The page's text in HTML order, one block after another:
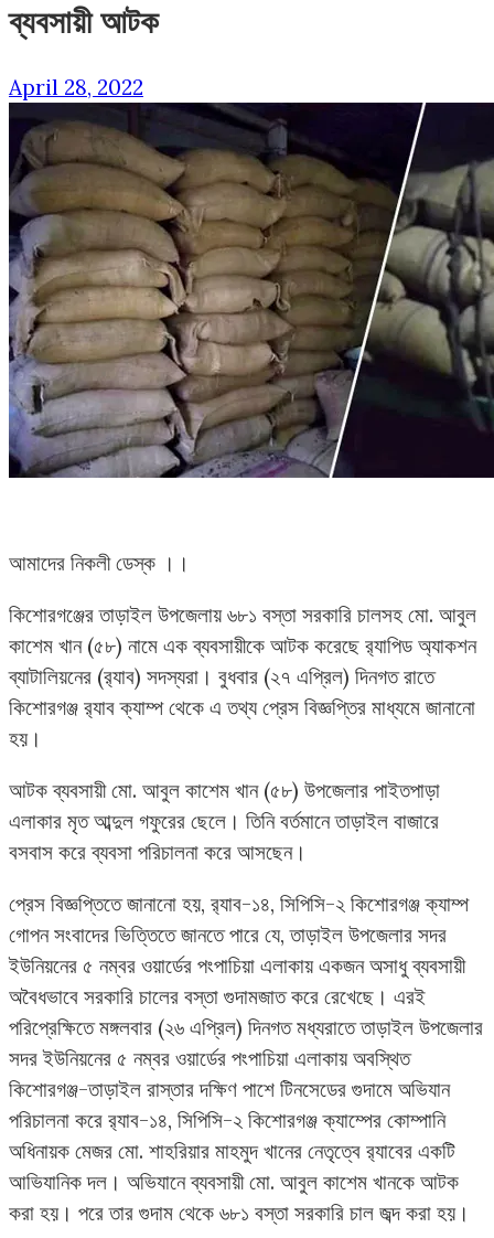
ব্যবসায়ী আটক
April 28, 2022
আমাদের নিকলী ডেস্ক ।।
কিশোরগঞ্জের তাড়াইল উপজেলায় ৬৮১ বস্তা সরকারি চালসহ মো. আবুল
কাশেম খান (৫৮) নামে এক ব্যবসায়ীকে আটক করেছে র‌্যাপিড অ্যাকশন
ব্যাটালিয়নের (র‌্যাব) সদস্যরা। বুধবার (২৭ এপ্রিল) দিনগত রাতে
কিশোরগঞ্জ র‌্যাব ক্যাম্প থেকে এ তথ্য প্রেস বিজ্ঞপ্তির মাধ্যমে জানানো
হয়।
আটক ব্যবসায়ী মো. আবুল কাশেম খান (৫৮) উপজেলার পাইতপাড়া
এলাকার মৃত আব্দুল গফুরের ছেলে। তিনি বর্তমানে তাড়াইল বাজারে
বসবাস করে ব্যবসা পরিচালনা করে আসছেন।
প্রেস বিজ্ঞপ্তিতে জানানো হয়, র‌্যাব-১৪, সিপিসি-২ কিশোরগঞ্জ ক্যাম্প
গোপন সংবাদের ভিত্তিতে জানতে পারে যে, তাড়াইল উপজেলার সদর
ইউনিয়নের ৫ নম্বর ওয়ার্ডের পংপাচিয়া এলাকায় একজন অসাধু ব্যবসায়ী
অবৈধভাবে সরকারি চালের বস্তা গুদামজাত করে রেখেছে। এরই
পরিপ্রেক্ষিতে মঙ্গলবার (২৬ এপ্রিল) দিনগত মধ্যরাতে তাড়াইল উপজেলার
সদর ইউনিয়নের ৫ নম্বর ওয়ার্ডের পংপাচিয়া এলাকায় অবস্থিত
কিশোরগঞ্জ-তাড়াইল রাস্তার দক্ষিণ পাশে টিনসেডের গুদামে অভিযান
পরিচালনা করে র‌্যাব-১৪, সিপিসি-২ কিশোরগঞ্জ ক্যাম্পের কোম্পানি
অধিনায়ক মেজর মো. শাহরিয়ার মাহমুদ খানের নেতৃত্বে র‌্যাবের একটি
আভিযানিক দল। অভিযানে ব্যবসায়ী মো. আবুল কাশেম খানকে আটক
করা হয়। পরে তার গুদাম থেকে ৬৮১ বস্তা সরকারি চাল জব্দ করা হয়।